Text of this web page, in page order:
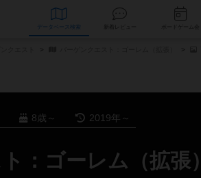
データベース
8歳～ 2019年～
：ゴーレム（拡張）